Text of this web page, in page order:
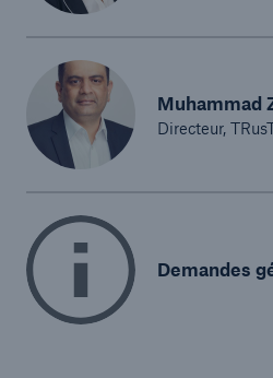
Muhammad
Directeur,
Demandes